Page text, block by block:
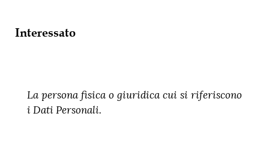
Interessato
La persona fisica o giuridica cui si riferiscono
i Dati Personali.